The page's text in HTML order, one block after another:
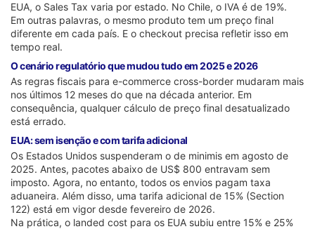
EUA, o Sales Tax varia por estado. No Chile, o IVA é de 19%.
Em outras palavras, o mesmo produto tem um preço final
diferente em cada país. E o checkout precisa refletir isso em
tempo real.
O cenário regulatório que mudou tudo em 2025 e 2026
As regras fiscais para e-commerce cross-border mudaram mais
nos últimos 12 meses do que na década anterior. Em
consequência, qualquer cálculo de preço final desatualizado
está errado.
EUA: sem isenção e com tarifa adicional
Os Estados Unidos suspenderam o de minimis em agosto de
2025. Antes, pacotes abaixo de US$ 800 entravam sem
imposto. Agora, no entanto, todos os envios pagam taxa
aduaneira. Além disso, uma tarifa adicional de 15% (Section
122) está em vigor desde fevereiro de 2026.
Na prática, o landed cost para os EUA subiu entre 15% e 25%